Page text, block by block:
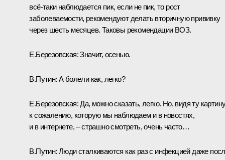
всё-таки наблюдается пик, если не пик, то рост
заболеваемости, рекомендуют делать вторичную прививку
через шесть месяцев. Таковы рекомендации ВОЗ.
Е.Березовская:Значит, осенью.
В.Путин: А болели как, легко?
Е.Березовская:Да, можно сказать, легко. Но, видя ту
к сожалению, которую мы наблюдаем и в новостях,
и в интернете, – страшно смотреть, очень часто…
В.Путин: Люди сталкиваются как раз с инфекцией даже